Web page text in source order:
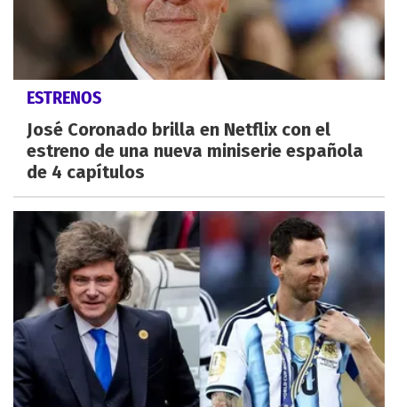
ESTRENOS
José Coronado brilla en Netflix con el
estreno de una nueva miniserie española
de 4 capítulos